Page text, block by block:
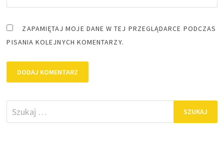
ZAPAMIĘTAJ MOJE DANE W TEJ PRZEGLĄDARCE PODCZAS
PISANIA KOLEJNYCH KOMENTARZY.
Szukaj: